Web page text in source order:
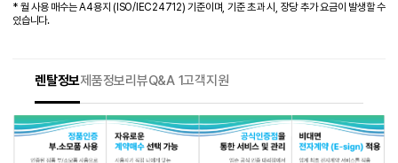
* 월 사용 매수는 A4용지 (ISO/IEC24712) 기준이며, 기준 초과 시, 장당 추가 요금이 발생할 수
있습니다.
렌탈정보제품정보리뷰Q&A 1고객지원